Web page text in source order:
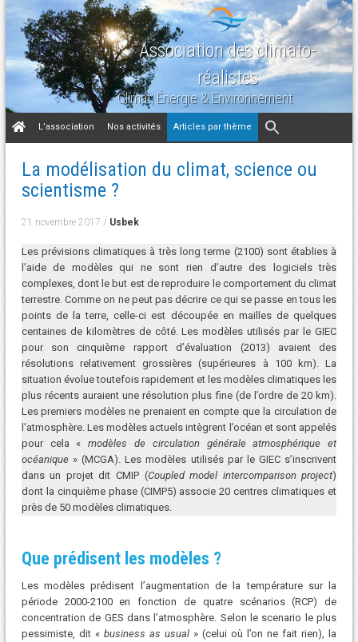
Association des climato-
réalistes
Climat, Énergie & Environnement
Aller
au
L’association Nos activités Articles par thème
La modélisation du climat, science ou
scientisme ?
21 novembre 2017 / Usbek
Les prévisions climatiques à très long terme (2100) sont établies à
l’aide de modèles qui ne sont rien d’autre des logiciels très
complexes, dont le but est de reproduire le comportement du climat
terrestre. Comme on ne peut pas décrire ce qui se passe en tous les
points de la terre, celle-ci est découpée en mailles de quelques
centaines de kilomètres de côté. Les modèles utilisés par le GIEC
pour son cinquième rapport d’évaluation (2013) avaient des
résolutions relativement grossières (supérieures à 100 km). La
situation évolue toutefois rapidement et les modèles climatiques les
plus récents auraient une résolution plus fine (de l’ordre de 20 km).
Les premiers modèles ne prenaient en compte que la circulation de
l’atmosphère. Les modèles actuels intègrent l’océan et sont appelés
pour cela «modèles de circulation générale atmosphérique et
océanique» (MCGA). Les modèles utilisés par le GIEC s’inscrivent
dans un projet dit CMIP (Coupled model intercomparison project)
dont la cinquième phase (CIMP5) associe 20 centres climatiques et
près de 50 modèles climatiques.
Que prédisent les modèles ?
Les modèles prédisent l’augmentation de la température sur la
période 2000-2100 en fonction de quatre scénarios (RCP) de
concentration de GES dans l’atmosphère. Selon le scenario le plus
pessimiste, dit « business as usual» (celui où l’on ne fait rien), la